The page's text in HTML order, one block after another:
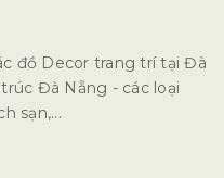
đồ Decor trang trí tại Đà
Đà Nẵng - các loại
sạn,...